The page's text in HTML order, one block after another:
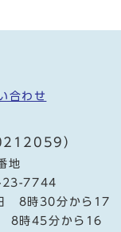
合わせ
）
地
23-7744
8時30分から17
8時45分から16